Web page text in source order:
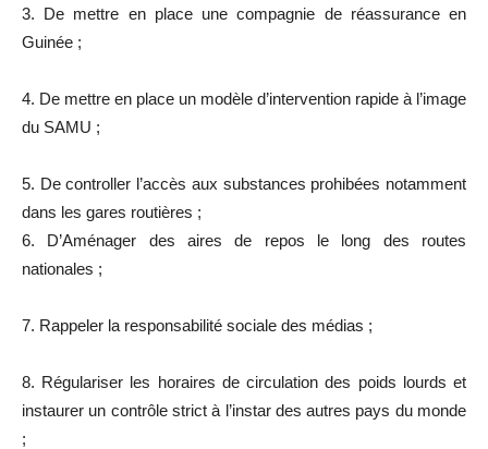
3. De mettre en place une compagnie de réassurance en
Guinée ;
4. De mettre en place un modèle d’intervention rapide à l’image
du SAMU ;
5. De controller l’accès aux substances prohibées notamment
dans les gares routières ;
6. D’Aménager des aires de repos le long des routes
nationales ;
7. Rappeler la responsabilité sociale des médias ;
8. Régulariser les horaires de circulation des poids lourds et
instaurer un contrôle strict à l’instar des autres pays du monde
;